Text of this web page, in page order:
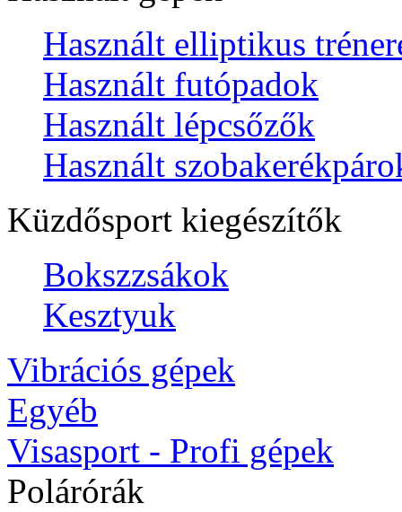
Használt elliptikus
Használt futópadok
Használt lépcsőzők
Használt
Küzdősport kiegészítők
Bokszzsákok
Kesztyuk
Vibrációs gépek
Egyéb
Visasport - Profi gépek
Polárórák